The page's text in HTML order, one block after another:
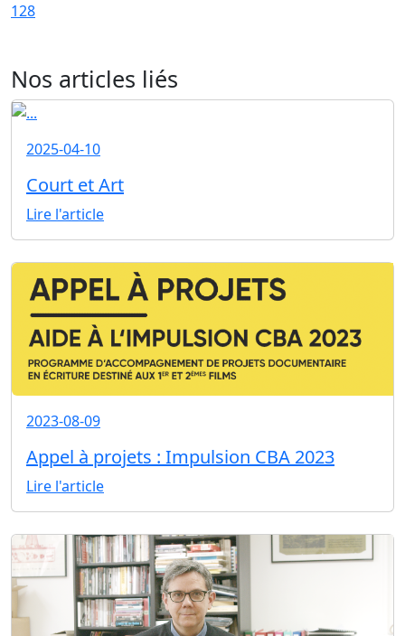
128
Nos articles liés
2025-04-10
Court et Art
Lire l'article
2023-08-09
Appel à projets : Impulsion CBA 2023
Lire l'article